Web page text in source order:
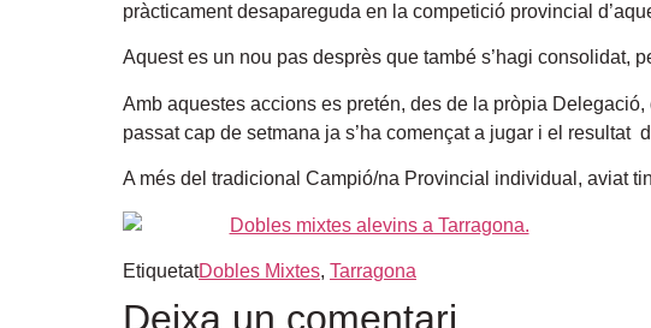
pràcticament desapareguda en la competició provincial
Aquest es un nou pas desprès que també s’hagi consolidat,
Amb aquestes accions es pretén, des de la pròpia
passat cap de setmana ja s’ha començat a jugar i el
A més del tradicional Campió/na Provincial individual, aviat
EtiquetatDobles Mixtes, Tarragona
Deixa un comentari